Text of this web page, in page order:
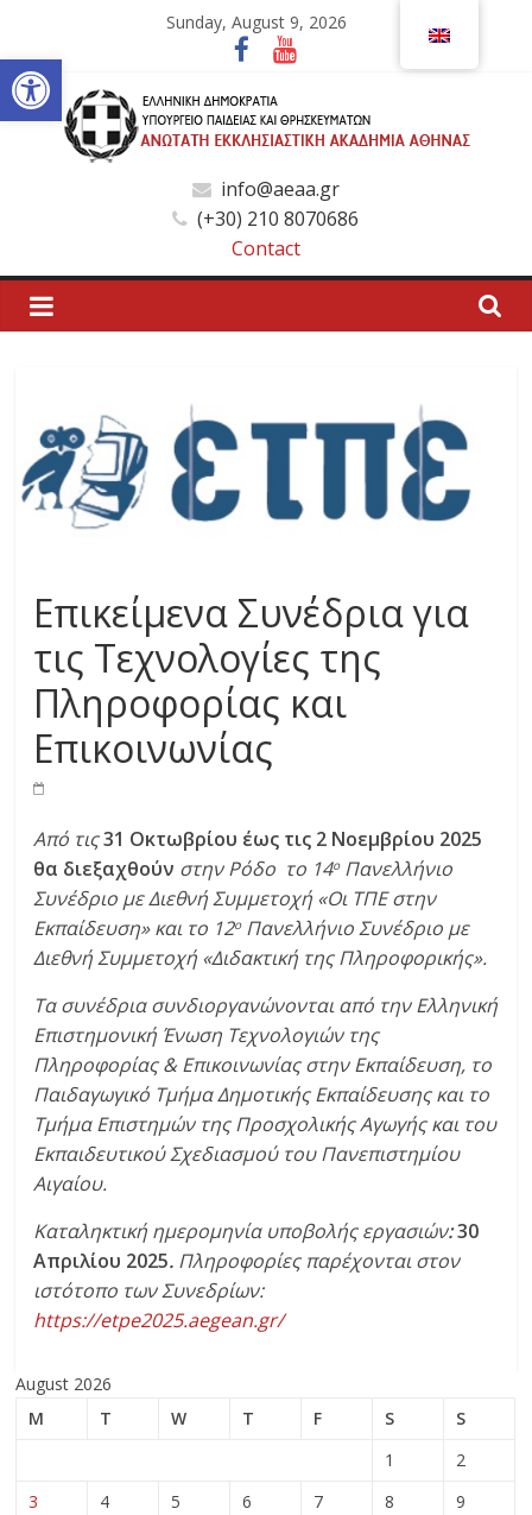
Open toolbar
content
Sunday, August 9, 2026
Ανώτατη
Εκκλησιαστική
Ακαδημία
Αθηνών
Ανώτατη
Εκκλησιαστική
Ακαδημία
Αθηνών
info@aeaa.gr
(+30) 210 8070686
Contact
Επικείμενα Συνέδρια για
τις Τεχνολογίες της
Πληροφορίας και
Επικοινωνίας
Από τις31 Οκτωβρίου έως τις 2 Νοεμβρίου 2025
θα διεξαχθούν στην Ρόδο το 14οΠανελλήνιο
Συνέδριο με Διεθνή Συμμετοχή «Οι ΤΠΕ στην
Εκπαίδευση» και το 12οΠανελλήνιο Συνέδριο με
Διεθνή Συμμετοχή «Διδακτική της Πληροφορικής».
Τα συνέδρια συνδιοργανώνονται από την Ελληνική
Επιστημονική Ένωση Τεχνολογιών της
Πληροφορίας & Επικοινωνίας στην Εκπαίδευση, το
Παιδαγωγικό Τμήμα Δημοτικής Εκπαίδευσης και το
Τμήμα Επιστημών της Προσχολικής Αγωγής και του
Εκπαιδευτικού Σχεδιασμού του Πανεπιστημίου
Αιγαίου.
Καταληκτική ημερομηνία υποβολής εργασιών:30
Απριλίου 2025. Πληροφορίες παρέχονται στον
ιστότοπο των Συνεδρίων:
https://etpe2025.aegean.gr/
August 2026
M
T W T F S
S
1
2
3
4 5 6 7 8
9